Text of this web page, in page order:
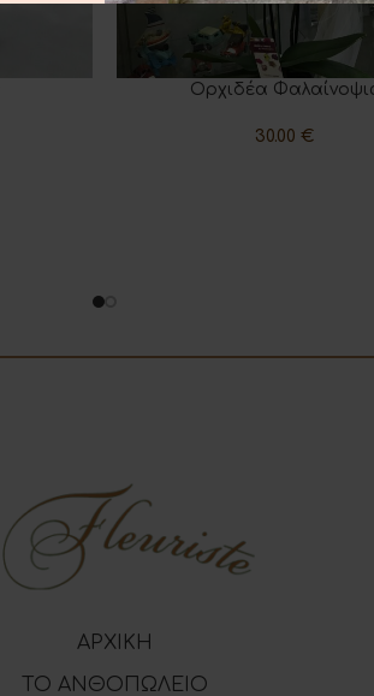
ΠΡΟΣΘΉΚΗ ΣΤΟ ΚΑΛΆΘΙ
Ορχιδέα
30.00 €
ΑΡΧΙΚΗ
ΤΟ ΑΝΘΟΠΩΛΕΙΟ